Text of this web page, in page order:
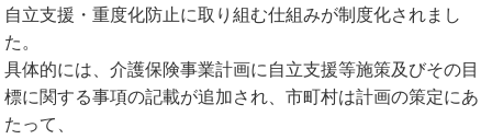
自立支援・重度化防止に取り組む仕組みが制度化されまし
た。
具体的には、介護保険事業計画に自立支援等施策及びその目
標に関する事項の記載が追加され、市町村は計画の策定にあ
たって、